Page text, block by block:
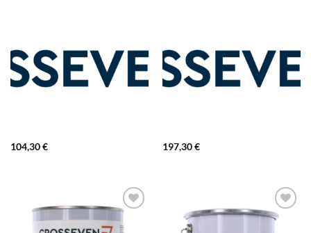
104,30€ 197,30€